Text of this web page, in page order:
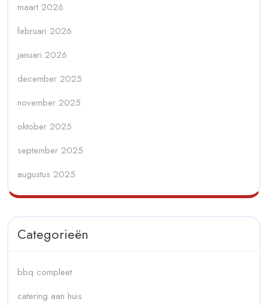
maart 2026
februari 2026
januari 2026
december 2025
november 2025
oktober 2025
september 2025
augustus 2025
Categorieën
bbq compleet
catering aan huis